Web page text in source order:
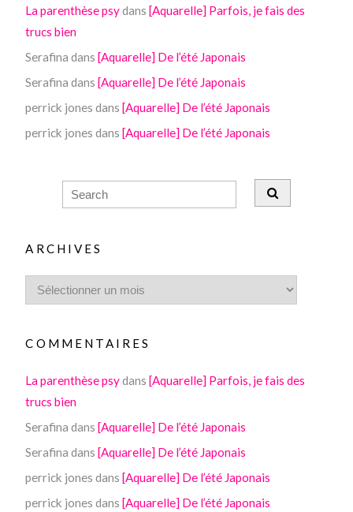
La parenthèse psydans[Aquarelle] Parfois, je fais des
trucs bien
Serafina dans[Aquarelle] De l’été Japonais
Serafina dans[Aquarelle] De l’été Japonais
perrick jones dans[Aquarelle] De l’été Japonais
perrick jones dans[Aquarelle] De l’été Japonais
ARCHIVES
COMMENTAIRES
La parenthèse psydans[Aquarelle] Parfois, je fais des
trucs bien
Serafina dans[Aquarelle] De l’été Japonais
Serafina dans[Aquarelle] De l’été Japonais
perrick jones dans[Aquarelle] De l’été Japonais
perrick jones dans[Aquarelle] De l’été Japonais